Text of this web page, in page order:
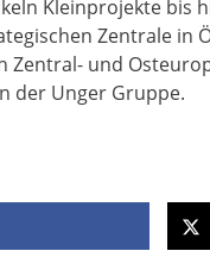
Kleinprojekte bis
Zentrale in
Zentral- und
der Unger Gruppe.